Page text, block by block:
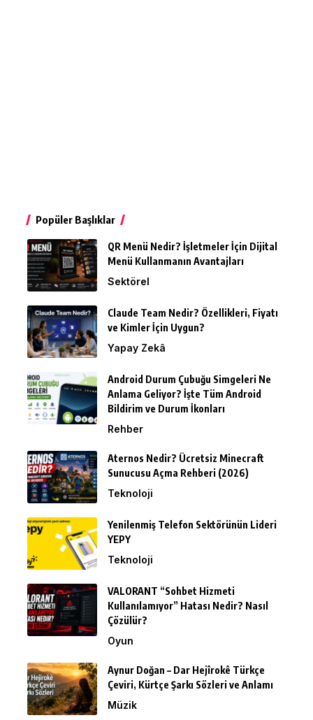
Popüler Başlıklar
QR Menü Nedir? İşletmeler İçin Dijital
Menü Kullanmanın Avantajları
Sektörel
Claude Team Nedir? Özellikleri, Fiyatı
ve Kimler İçin Uygun?
Yapay Zekâ
Android Durum Çubuğu Simgeleri Ne
Anlama Geliyor? İşte Tüm Android
Bildirim ve Durum İkonları
Rehber
Aternos Nedir? Ücretsiz Minecraft
Sunucusu Açma Rehberi (2026)
Teknoloji
Yenilenmiş Telefon Sektörünün Lideri
YEPY
Teknoloji
VALORANT “Sohbet Hizmeti
Kullanılamıyor” Hatası Nedir? Nasıl
Çözülür?
Oyun
Aynur Doğan – Dar Hejîrokê Türkçe
Çeviri, Kürtçe Şarkı Sözleri ve Anlamı
Müzik